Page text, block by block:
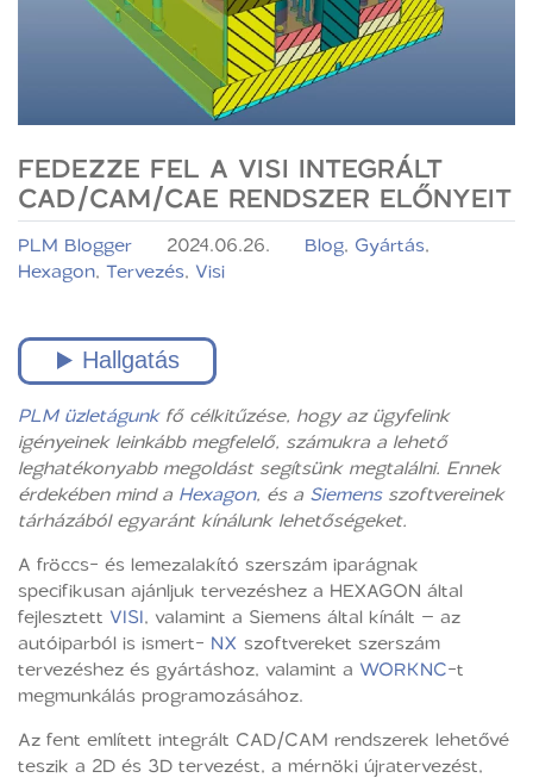
FEDEZZE FEL A VISI INTEGRÁLT
CAD/CAM/CAE RENDSZER ELŐNYEIT
PLM Blogger 2024.06.26. Blog, Gyártás,
Hexagon, Tervezés, Visi
PLM üzletágunkfő célkitűzése, hogy az ügyfelink
igényeinek leinkább megfelelő, számukra a lehető
leghatékonyabb megoldást segítsünk megtalálni. Ennek
érdekében mind a Hexagon, és a Siemensszoftvereinek
tárházából egyaránt kínálunk lehetőségeket.
A fröccs- és lemezalakító szerszám iparágnak
specifikusan ajánljuk tervezéshez a HEXAGON által
fejlesztett VISI, valamint a Siemens által kínált – az
autóiparból is ismert- NX szoftvereket szerszám
tervezéshez és gyártáshoz, valamint a WORKNC-t
megmunkálás programozásához.
Az fent említett integrált CAD/CAM rendszerek lehetővé
teszik a 2D és 3D tervezést, a mérnöki újratervezést,